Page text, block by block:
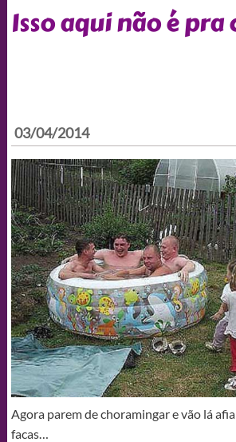
Isso aqui não é pra
03/04/2014
Agora parem de choramingar e vão lá
facas…